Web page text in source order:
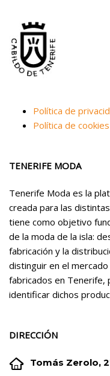
Política de
Política de cookies
TENERIFE MODA
Tenerife Moda es la
creada para las
tiene como objetivo
de la moda de la isla:
fabricación y la
distinguir en el
fabricados en Tenerife,
identificar dichos
DIRECCIÓN

 Tomás Zerolo,